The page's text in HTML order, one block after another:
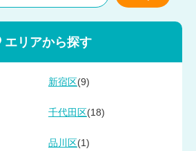
エリアから探す
新宿区 (9)
千代田区 (18)
品川区 (1)